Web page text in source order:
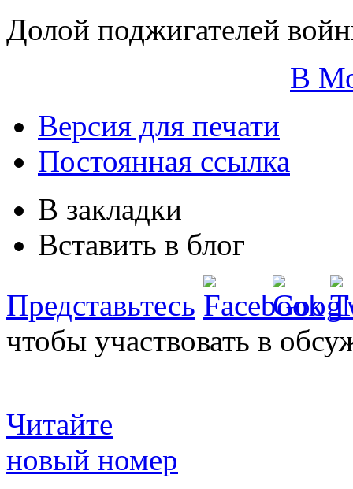
Долой поджигателей
В
Версия для печати
Постоянная ссылка
В закладки
Вставить в блог
Представьтесь
чтобы участвовать в
Читайте
новый номер